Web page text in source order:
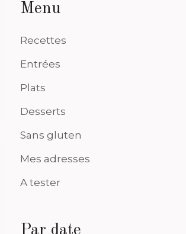
Menu
Recettes
Entrées
Plats
Desserts
Sans gluten
Mes adresses
A tester
Par date